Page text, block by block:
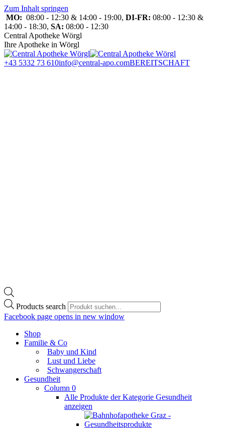
Zum Inhalt springen
MO: 08:00 - 12:30 & 14:00 - 19:00, DI-FR: 08:00 - 12:30 &
14:00 - 18:30, SA: 08:00 - 12:30
Central Apotheke Wörgl
Ihre Apotheke in Wörgl
+43 5332 73 610info@central-apo.comBEREITSCHAFT
Products search
Facebook page opens in new window
Shop
Familie & Co
Baby und Kind
Lust und Liebe
Schwangerschaft
Gesundheit
Column 0
Alle Produkte der Kategorie Gesundheit
anzeigen